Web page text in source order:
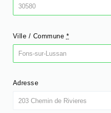
Ville / Commune *
Adresse